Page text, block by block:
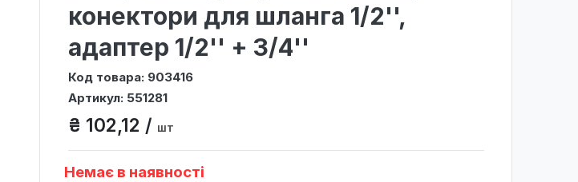
конектори для шланга 1/2'',
адаптер 1/2'' + 3/4''
Код товара: 903416
Артикул: 551281
₴ 102,12 / шт
Немає в наявності